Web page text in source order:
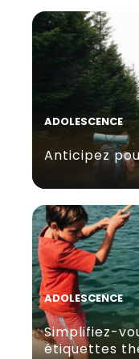
ADOLESCENCE
Anticipez
ADOLESCENCE
Simplifiez-
étiquettes